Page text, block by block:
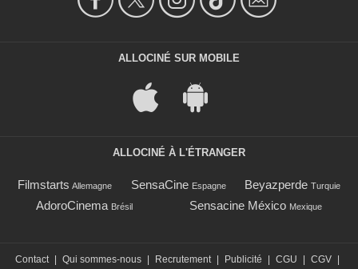
ALLOCINÉ SUR MOBILE
ALLOCINÉ À L'ÉTRANGER
Filmstarts Allemagne SensaCine Espagne Beyazperde Turquie
AdoroCinema Brésil Sensacine México Mexique
Contact Qui sommes-nous Recrutement Publicité CGU CGV